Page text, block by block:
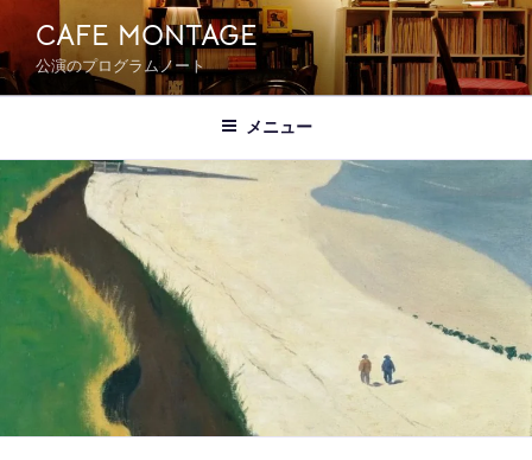
テ
ン
へ
ス
キ
ッ
CAFE MONTAGE
公演のプログラムノート
メニュー